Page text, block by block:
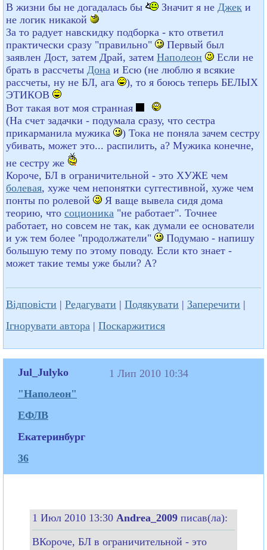
В жизни бы не догадалась бы Значит я не Джек и
не логик никакой
За то радует навскидку подборка - кто ответил
практически сразу "правильно"
Первый был
заявлен Дост, затем Драй, затем Наполеон
Если не
брать в рассчеты Дона и Есю (не люблю я всякие
рассчеты, ну не БЛ, ага
), то я боюсь теперь БЕЛЫХ
ЭТИКОВ
Вот такая вот моя странная
(На счет задачки - подумала сразу, что сестра
прикарманила мужика
) Тока не поняла зачем сестру
убивать, может это... распилить, а? Мужика конечне,
не сестру же
Короче, БЛ в ограничительной - это ХУЖЕ чем
болевая, хуже чем непонятки суггестивной, хуже чем
понты по ролевой
Я ваще вывела сидя дома
теорию, что соционика "не работает". Точнее
работает, но совсем не так, как думали ее основатели
и уж тем более "продолжатели"
Подумаю - напишу
большую тему по этому поводу. Если кто знает -
может такие темы уже были? А?
Відповісти | Редагувати | Подякувати | Заперечити |
Ігнорувати автора | Поскаржитися
Jul_Julyko
"Наполеон"
ЕФЛВ
Екатеринбург
36
1 Лип 2010 10:34
1 Июл 2010 13:30 Andrea_2009 писав(ла):
ВКороче, БЛ в ограничительной - это